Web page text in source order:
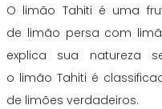
O limão Tahiti é uma
de limão persa com
explica sua natureza
o limão Tahiti é
de limões verdadeiros.